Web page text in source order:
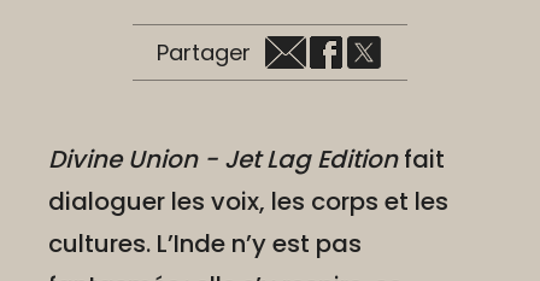
Partager
Divine Union - Jet Lag Editionfait
dialoguer les voix, les corps et les
cultures. L’Inde n’y est pas